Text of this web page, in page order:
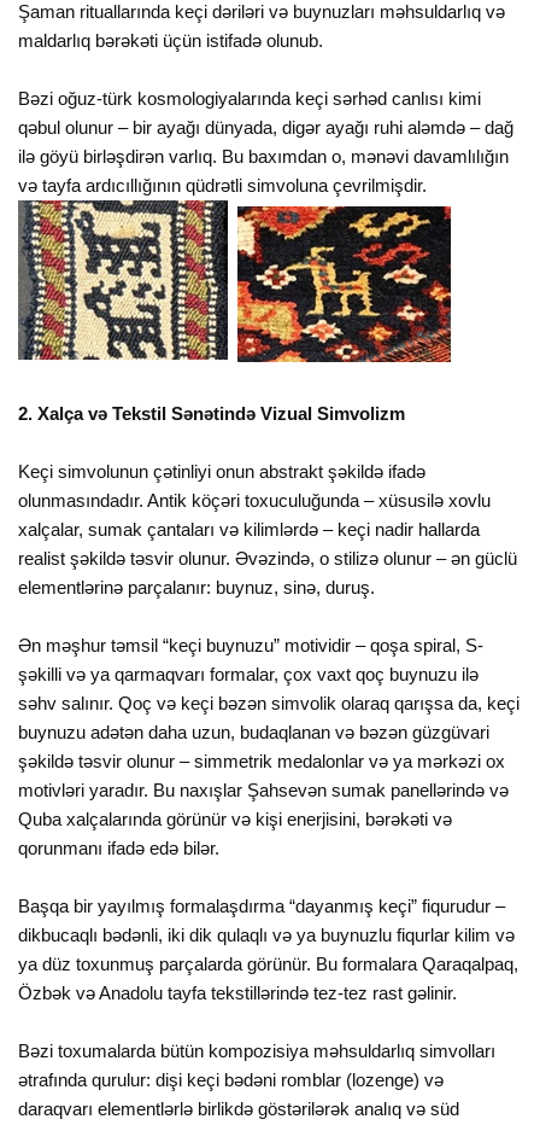
Şaman rituallarında keçi dəriləri və buynuzları məhsuldarlıq və
maldarlıq bərəkəti üçün istifadə olunub.
Bəzi oğuz-türk kosmologiyalarında keçi sərhəd canlısı kimi
qəbul olunur – bir ayağı dünyada, digər ayağı ruhi aləmdə – dağ
ilə göyü birləşdirən varlıq. Bu baxımdan o, mənəvi davamlılığın
və tayfa ardıcıllığının qüdrətli simvoluna çevrilmişdir.
2. Xalça və Tekstil Sənətində Vizual Simvolizm
Keçi simvolunun çətinliyi onun abstrakt şəkildə ifadə
olunmasındadır. Antik köçəri toxuculuğunda – xüsusilə xovlu
xalçalar, sumak çantaları və kilimlərdə – keçi nadir hallarda
realist şəkildə təsvir olunur. Əvəzində, o stilizə olunur – ən güclü
elementlərinə parçalanır: buynuz, sinə, duruş.
Ən məşhur təmsil “keçi buynuzu” motividir – qoşa spiral, S-
şəkilli və ya qarmaqvarı formalar, çox vaxt qoç buynuzu ilə
səhv salınır. Qoç və keçi bəzən simvolik olaraq qarışsa da, keçi
buynuzu adətən daha uzun, budaqlanan və bəzən güzgüvari
şəkildə təsvir olunur – simmetrik medalonlar və ya mərkəzi ox
motivləri yaradır. Bu naxışlar Şahsevən sumak panellərində və
Quba xalçalarında görünür və kişi enerjisini, bərəkəti və
qorunmanı ifadə edə bilər.
Başqa bir yayılmış formalaşdırma “dayanmış keçi” fiqurudur –
dikbucaqlı bədənli, iki dik qulaqlı və ya buynuzlu fiqurlar kilim və
ya düz toxunmuş parçalarda görünür. Bu formalara Qaraqalpaq,
Özbək və Anadolu tayfa tekstillərində tez-tez rast gəlinir.
Bəzi toxumalarda bütün kompozisiya məhsuldarlıq simvolları
ətrafında qurulur: dişi keçi bədəni romblar (lozenge) və
daraqvarı elementlərlə birlikdə göstərilərək analıq və süd